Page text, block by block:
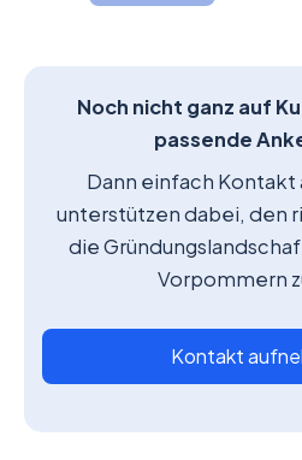
Noch nicht ganz auf
passende
Dann einfach Kontakt
unterstützen dabei, den
die
Vorpommern
Kontakt